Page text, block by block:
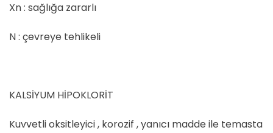
Xn : sağlığa zararlı
N : çevreye tehlikeli
KALSİYUM HİPOKLORİT
Kuvvetli oksitleyici , korozif , yanıcı madde ile temasta